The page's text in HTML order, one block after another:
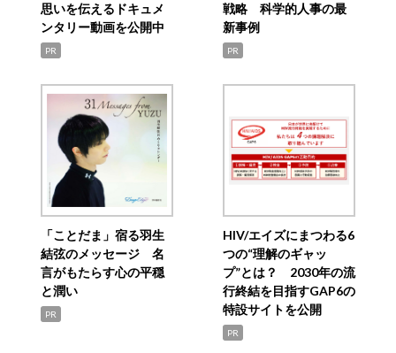
思いを伝えるドキュメ
ンタリー動画を公開中
PR
戦略 科学的人事の最
新事例
PR
「ことだま」宿る羽生
結弦のメッセージ 名
言がもたらす心の平穏
と潤い
PR
HIV/エイズにまつわる6
つの“理解のギャッ
プ”とは？ 2030年の流
行終結を目指すGAP6の
特設サイトを公開
PR